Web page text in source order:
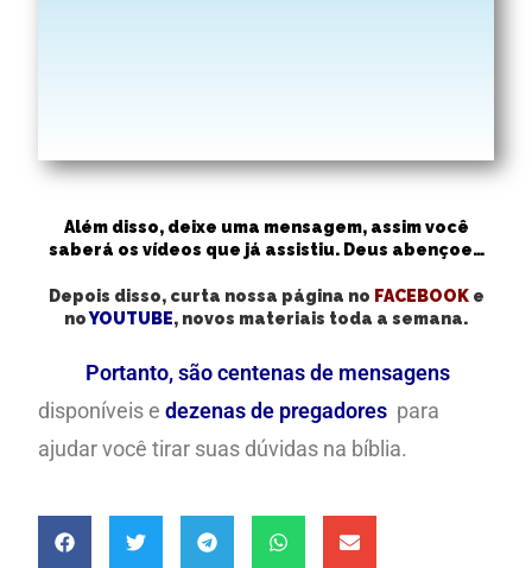
Além disso, deixe uma mensagem, assim você
saberá os vídeos que já assistiu. Deus abençoe…
Depois disso, curta nossa página no FACEBOOKe
noYOUTUBE, novos materiais toda a semana.
Portanto, são centenas de mensagens
disponíveis edezenas de pregadores para
ajudar você tirar suas dúvidas na bíblia.